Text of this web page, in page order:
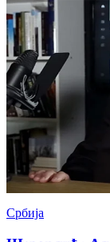
Србија